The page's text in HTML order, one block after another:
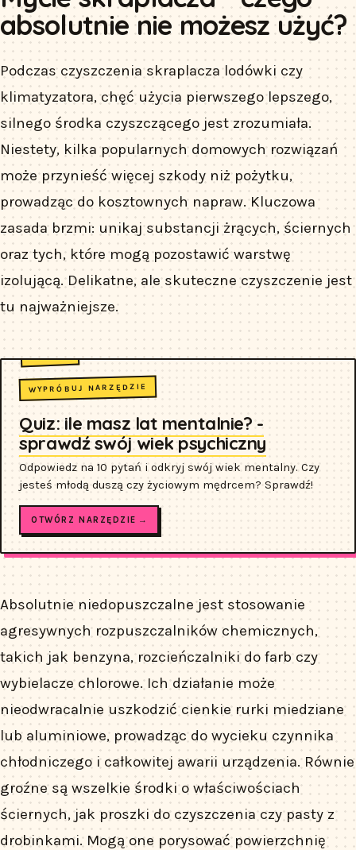
absolutnie nie możesz użyć?
Podczas czyszczenia skraplacza lodówki czy
klimatyzatora, chęć użycia pierwszego lepszego,
silnego środka czyszczącego jest zrozumiała.
Niestety, kilka popularnych domowych rozwiązań
może przynieść więcej szkody niż pożytku,
prowadząc do kosztownych napraw. Kluczowa
zasada brzmi: unikaj substancji żrących, ściernych
oraz tych, które mogą pozostawić warstwę
izolującą. Delikatne, ale skuteczne czyszczenie jest
tu najważniejsze.
WYPRÓBUJ NARZĘDZIE
Quiz: ile masz lat mentalnie? -
sprawdź swój wiek psychiczny
Odpowiedz na 10 pytań i odkryj swój wiek mentalny. Czy
jesteś młodą duszą czy życiowym mędrcem? Sprawdź!
OTWÓRZ NARZĘDZIE →
Absolutnie niedopuszczalne jest stosowanie
agresywnych rozpuszczalników chemicznych,
takich jak benzyna, rozcieńczalniki do farb czy
wybielacze chlorowe. Ich działanie może
nieodwracalnie uszkodzić cienkie rurki miedziane
lub aluminiowe, prowadząc do wycieku czynnika
chłodniczego i całkowitej awarii urządzenia. Równie
groźne są wszelkie środki o właściwościach
ściernych, jak proszki do czyszczenia czy pasty z
drobinkami. Mogą one porysować powierzchnię